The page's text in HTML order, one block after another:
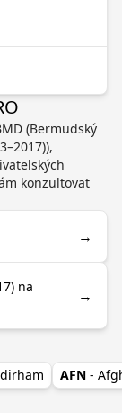
(Bermudský
konzultovat
→
na
→
AFN -